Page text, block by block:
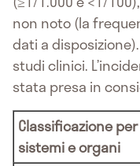
non noto (la
dati a
studi clinici.
stata presa in
Classificazione per
sistemi e organi